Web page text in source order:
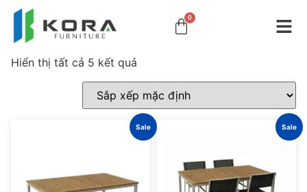
0
Hiển thị tất cả 5 kết quả
Sale Sale